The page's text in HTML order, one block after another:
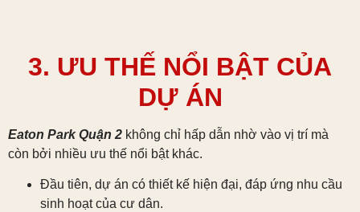
3. ƯU THẾ NỔI BẬT CỦA
DỰ ÁN
Eaton Park Quận 2 không chỉ hấp dẫn nhờ vào vị trí mà
còn bởi nhiều ưu thế nổi bật khác.
Đầu tiên, dự án có thiết kế hiện đại, đáp ứng nhu cầu
sinh hoạt của cư dân.